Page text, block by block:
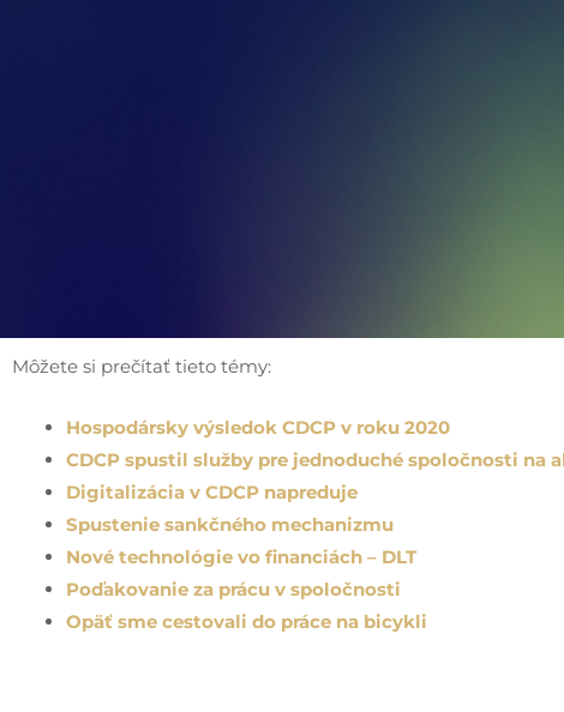
Môžete si prečítať tieto témy:
Hospodársky výsledok CDCP v roku 2020
CDCP spustil služby pre jednoduché spoločnosti na
Digitalizácia v CDCP napreduje
Spustenie sankčného mechanizmu
Nové technológie vo financiách – DLT
Poďakovanie za prácu v spoločnosti
Opäť sme cestovali do práce na bicykli